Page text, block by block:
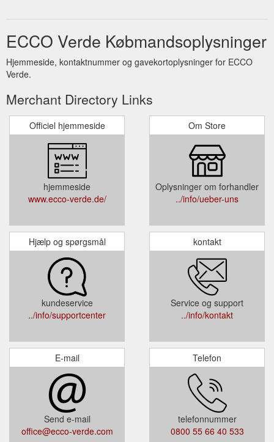
ECCO Verde Købmandsoplysninger
Hjemmeside, kontaktnummer og gavekortoplysninger for ECCO
Verde.
Merchant Directory Links
Officiel hjemmeside
hjemmeside
www.ecco-verde.de/
Om Store
Oplysninger om forhandler
../info/ueber-uns
Hjælp og spørgsmål
kundeservice
../info/supportcenter
kontakt
Service og support
../info/kontakt
E-mail
Send e-mail
office@ecco-verde.com
Telefon
telefonnummer
0800 55 66 40 533